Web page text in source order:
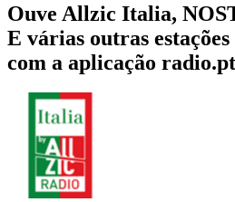
Ouve Allzic Italia,
E várias outras
com a aplicação radio.pt